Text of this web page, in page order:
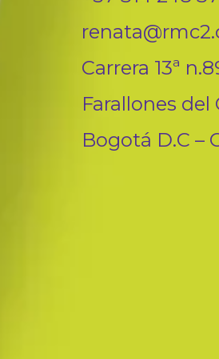
Carrera 13ª
Farallones del
Bogotá D.C –